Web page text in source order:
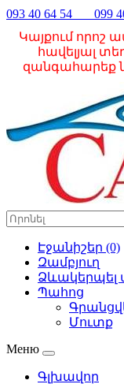
093 40 64 54 099
Կայքում որոշ
հավելյալ
զանգահարեք
Էջանիշեր (0)
Զամբյուղ
Ձևակերպել
Պահոց
Մուտք
Меню
Գլխավոր